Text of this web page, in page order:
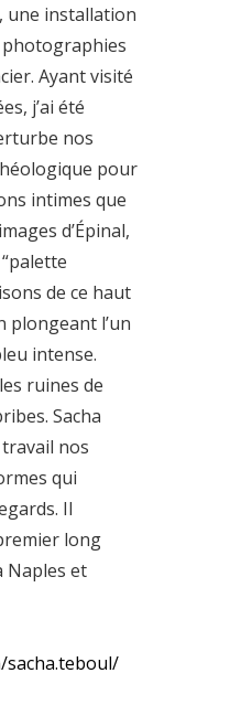
, une installation
Ayant visité
j’ai été
nos
pour
intimes que
d’Épinal,
de ce haut
plongeant l’un
intense.
ruines de
Sacha
nos
qui
Il
long
Naples et
sacha.teboul/